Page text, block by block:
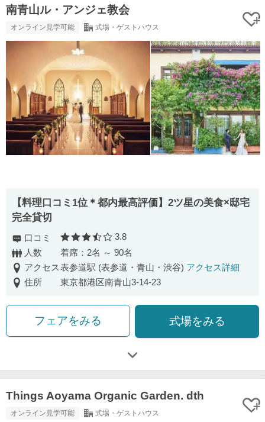
南青山ル・アンジェ教会
オンライン見学可能 式場・ゲストハウス
【料理口コミ1位＊都内最高評価】2ツ星の美食×邸宅
完全貸切
口コミ 口コミ評価
3.8
人数
着席：2名 ～ 90名
アクセス表参道駅 (表参道・青山・渋谷) アクセス詳細
住所
東京都港区南青山3-14-23
フェアをみる 式場をみる
Things Aoyama Organic Garden. dth
オンライン見学可能 式場・ゲストハウス